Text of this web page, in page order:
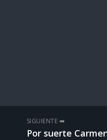
SIGUIENTE ➡️
Por suerte